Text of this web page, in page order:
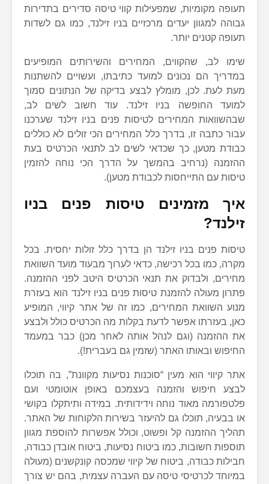
תעופה מקומיות, שמפעילות קווי טיסה סדירים בתדירות
גבוהה למגוון יעדים מרכזיים בניו זילנד, כמו גם לשדות
תעופה קטנים יותר.
שימו לב, שהקווים, המחירים והשירותים המופיעים
במדריך הם נכונים למועד כתיבתו, ועשויים להשתנות
מעת לעת. לכן, מומלץ לבצע בדיקה של הנתונים סמוך
למועד החופשה בניו זילנד. עוד חשוב לשים לב,
שבהשוואות המחירים לטיסות פנים בניו זילנד שערכנו
עבור כתבה זו, בדרך כלל המחירים הכי זולים לא כוללים
כבודת מטען, כך שכדאי לשים לב לתנאי הכרטיס בעת
ההזמנה (נרחיב בהמשך על הדרך הכי נוחה להזמין
טיסות עם התייחסות לכבודת מטען).
איך מזמינים טיסות פנים בניו
זילנד?
טיסות פנים בניו זילנד הן בדרך כלל זולות יחסית. בכל
מקרה, כמו בכל רכישה, כדאי לערוך מבעוד מועד השוואת
מחירים, ולבדוק את תנאי הכרטיס היטב לפני ההזמנה.
פתרון מעולה להזמנת טיסות פנים בניו זילנד הוא בעזרת
מנוע השוואת המחירים, כמו זה של אתר קיווי, המופיע
כאן, בעזרתו אפשר לדעת בקלות מה הכרטיס כולל ולבצע
את ההזמנה (וגם לנהל אותה לאחר מכן) כבר במעמד
החיפוש ובאותו האתר (שזמין גם בעברית!).
אתר קיווי הוא מעין “סוכנות נסיעות מקוונת”, בה תוכלו
לבצע חיפוש והזמנה בעצמכם באופן אוטומטי ועם
פלטפורמה מאוד נוחה וידידותית. במידה ותיתקלו בקושי
או בבעיה, תוכלו גם להיעזר בשירות הלקוחות של האתר.
תהליך ההזמנה קל ופשוט, וכולל אפשרות להוספת מגוון
תוספות חשובות, כמו ביטוח נסיעות, ביטוח אובדן כבודה,
חבילות כבודה, ביטוח של קיווי שמכסה קונקשנים (מעולה
במיוחד לכרטיסי טיסה עם העברה עצמית, בהם יש צורך